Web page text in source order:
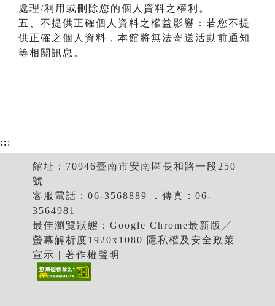
處理/利用或刪除您的個人資料之權利。
五、不提供正確個人資料之權益影響：若您不提
供正確之個人資料，本館將無法寄送活動前通知
等相關訊息。
:::
館址：70946臺南市安南區長和路一段250
號
客服電話：06-3568889 ．傳真：06-
3564981
最佳瀏覽狀態：Google Chrome最新版╱
螢幕解析度1920x1080 隱私權及安全政策
宣示 | 著作權聲明